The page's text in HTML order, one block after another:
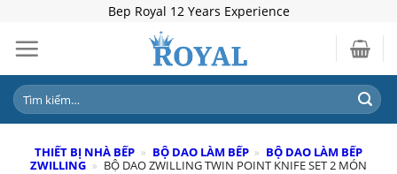
content
Bep Royal 12 Years Experience
Tìm
kiếm:
THIẾT BỊ NHÀ BẾP » BỘ DAO LÀM BẾP » BỘ DAO LÀM BẾP
ZWILLING » BỘ DAO ZWILLING TWIN POINT KNIFE SET 2 MÓN